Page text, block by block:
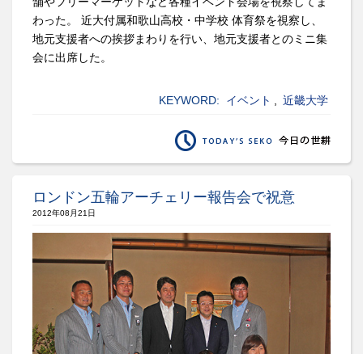
わった。 近大付属和歌山高校・中学校 体育祭を視察し、
地元支援者への挨拶まわりを行い、地元支援者とのミニ集
会に出席した。
KEYWORD: イベント 近畿大学
ロンドン五輪アーチェリー報告会で祝意
2012年08月21日